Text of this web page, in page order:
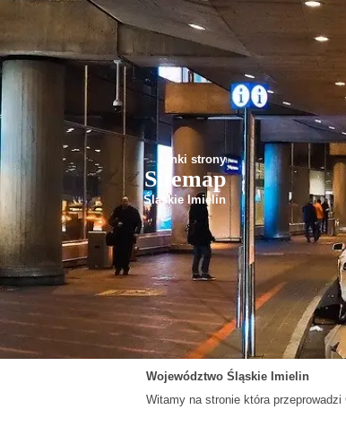
Linki strony
Sitemap
Śląskie Imielin
Województwo Śląskie Imielin
Witamy na stronie która